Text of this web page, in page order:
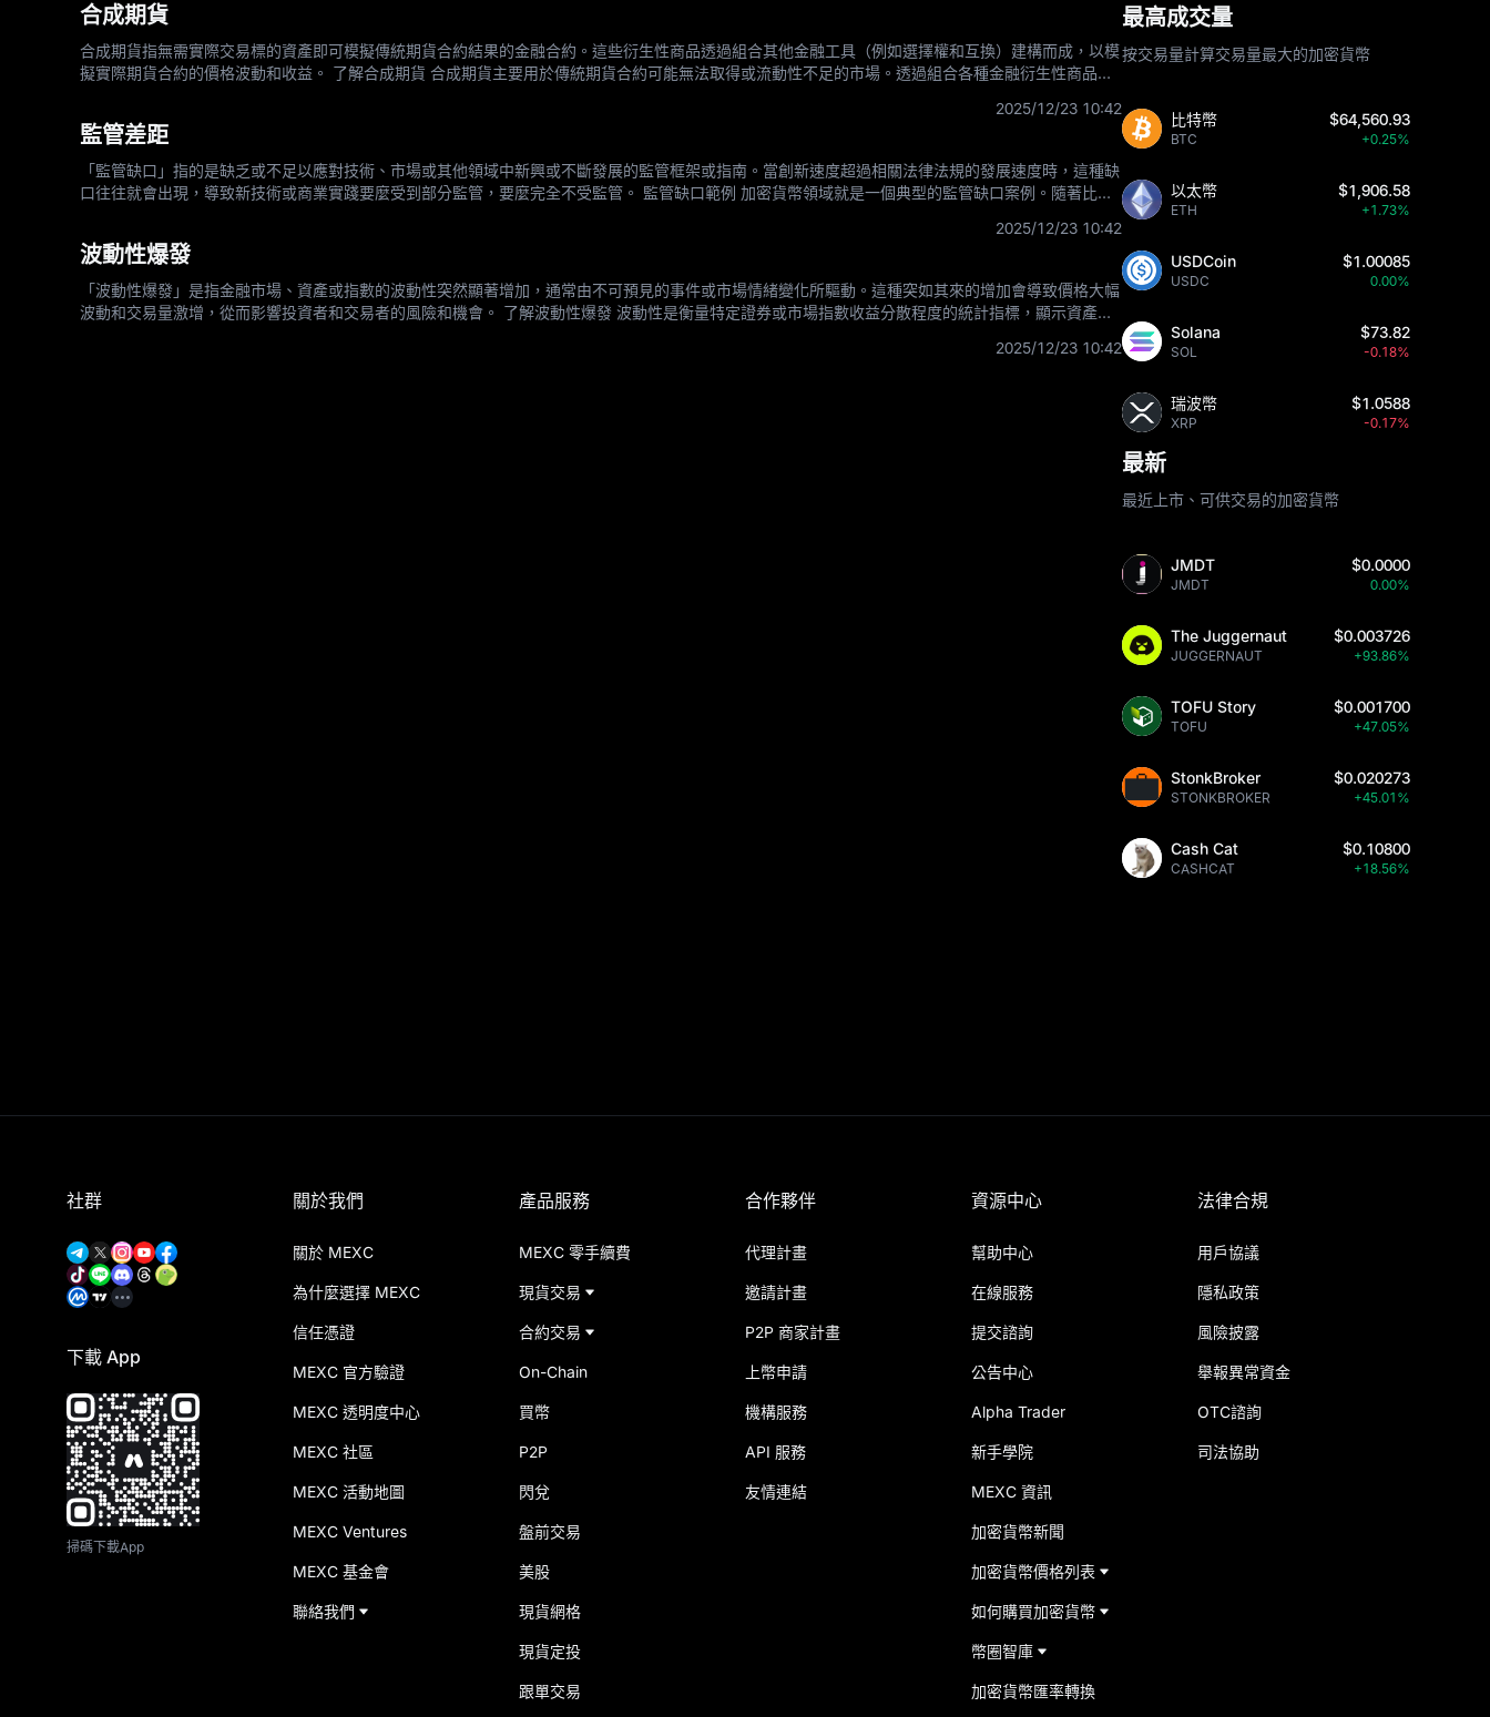
合成期貨
合成期貨指無需實際交易標的資產即可模擬傳統期貨合約結果的金融合約。這些衍生性商品透過組合其他金融工具（例如選擇權和互換）建構而成，以模
擬實際期貨合約的價格波動和收益。 了解合成期貨 合成期貨主要用於傳統期貨合約可能無法取得或流動性不足的市場。透過組合各種金融衍生性商品，
2025/12/23 10:42
監管差距
「監管缺口」指的是缺乏或不足以應對技術、市場或其他領域中新興或不斷發展的監管框架或指南。當創新速度超過相關法律法規的發展速度時，這種缺
口往往就會出現，導致新技術或商業實踐要麼受到部分監管，要麼完全不受監管。 監管缺口範例 加密貨幣領域就是一個典型的監管缺口案例。隨著比特
2025/12/23 10:42
波動性爆發
「波動性爆發」是指金融市場、資產或指數的波動性突然顯著增加，通常由不可預見的事件或市場情緒變化所驅動。這種突如其來的增加會導致價格大幅
波動和交易量激增，從而影響投資者和交易者的風險和機會。 了解波動性爆發 波動性是衡量特定證券或市場指數收益分散程度的統計指標，顯示資產價
2025/12/23 10:42
最高成交量
按交易量計算交易量最大的加密貨幣
比特幣
BTC
$64,560.93
+0.25%
以太幣
ETH
$1,906.58
+1.73%
USDCoin
USDC
$1.00085
0.00%
Solana
SOL
$73.82
-0.18%
瑞波幣
XRP
$1.0588
-0.17%
最新
最近上市、可供交易的加密貨幣
JMDT
JMDT
$0.0000
0.00%
The Juggernaut
JUGGERNAUT
$0.003726
+93.86%
TOFU Story
TOFU
$0.001700
+47.05%
StonkBroker
STONKBROKER
$0.020273
+45.01%
Cash Cat
CASHCAT
$0.10800
+18.56%
社群
下載 App
掃碼下載App
關於我們
關於 MEXC
為什麼選擇 MEXC
信任憑證
MEXC 官方驗證
MEXC 透明度中心
MEXC 社區
MEXC 活動地圖
MEXC Ventures
MEXC 基金會
聯絡我們
產品服務
MEXC 零手續費
現貨交易
合約交易
On-Chain
買幣
P2P
閃兌
盤前交易
美股
現貨網格
現貨定投
跟單交易
合作夥伴
代理計畫
邀請計畫
P2P 商家計畫
上幣申請
機構服務
API 服務
友情連結
資源中心
幫助中心
在線服務
提交諮詢
公告中心
Alpha Trader
新手學院
MEXC 資訊
加密貨幣新聞
加密貨幣價格列表
如何購買加密貨幣
幣圈智庫
加密貨幣匯率轉換
法律合規
用戶協議
隱私政策
風險披露
舉報異常資金
OTC諮詢
司法協助